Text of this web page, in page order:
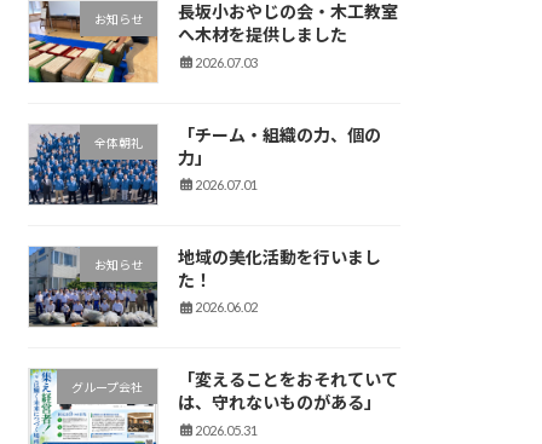
お知らせ
長坂小おやじの会・木工教室
へ木材を提供しました
2026.07.03
全体朝礼
「チーム・組織の力、個の
力」
2026.07.01
お知らせ
地域の美化活動を行いまし
た！
2026.06.02
グループ会社
「変えることをおそれていて
は、守れないものがある」
2026.05.31